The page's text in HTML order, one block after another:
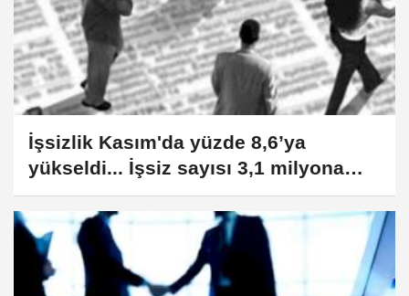
İşsizlik Kasım'da yüzde 8,6’ya
yükseldi... İşsiz sayısı 3,1 milyona
ulaştı